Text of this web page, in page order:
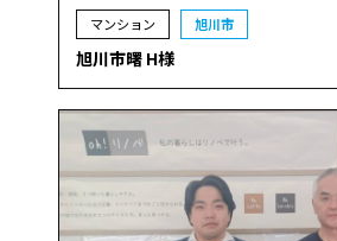
マンション 旭川市
旭川市曙 H様